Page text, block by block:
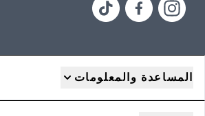
المساعدة والمعلومات